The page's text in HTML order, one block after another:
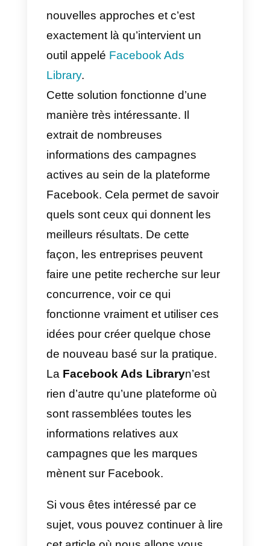
coût des enchères sur
Facebookou simplement par
l’élaboration de nouvelles
stratégies de marketing
donnent de meilleurs résultats.
Souvent, ces entreprises ont
besoin de nouvelles idées ou de
nouvelles approches et c’est
exactement là qu’intervient un
outil appeléFacebook Ads
Library.
Cette solution fonctionne d’une
manière très intéressante. Il
extrait de nombreuses
informations des campagnes
actives au sein de la plateforme
Facebook. Cela permet de savoir
quels sont ceux qui donnent les
meilleurs résultats. De cette
façon, les entreprises peuvent
faire une petite recherche sur leur
concurrence, voir ce qui